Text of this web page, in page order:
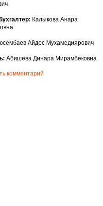
Калыкова Анара
Айдос Мухамедиярович
Абишева Динара Мирамбековна
комментарий